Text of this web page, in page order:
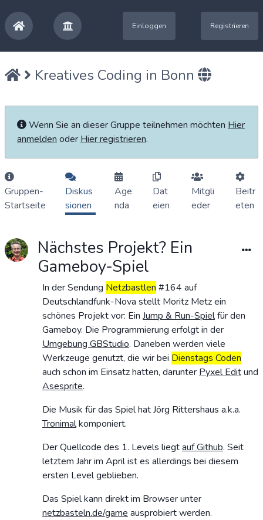
Einloggen Registrieren
Kreatives Coding in Bonn
Wenn Sie an dieser Gruppe teilnehmen möchten Hier
anmelden oder Hier registrieren.
Gruppen-
Startseite
Diskus
sionen
Age
nda
Dat
eien
Mitgli
eder
Beitr
eten
Nächstes Projekt? Ein
Gameboy-Spiel
In der Sendung Netzbastlen #164 auf
Deutschlandfunk-Nova stellt Moritz Metz ein
schönes Projekt vor: Ein Jump & Run-Spielfür den
Gameboy. Die Programmierung erfolgt in der
Umgebung GBStudio. Daneben werden viele
Werkzeuge genutzt, die wir bei Dienstags Coden
auch schon im Einsatz hatten, darunter Pyxel Editund
Asesprite.
Die Musik für das Spiel hat Jörg Rittershaus a.k.a.
Tronimalkomponiert.
Der Quellcode des 1. Levels liegtauf Github. Seit
letztem Jahr im April ist es allerdings bei diesem
ersten Level geblieben.
Das Spiel kann direkt im Browser unter
netzbasteln.de/game ausprobiert werden.